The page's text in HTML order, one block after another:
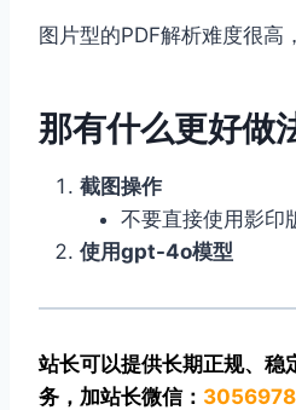
图片型的PDF解析难度很高
那有什么更好做
截图操作
不要直接使用影印
使用gpt-4o模型
站长可以提供长期正规、
务，加站长微信： 3056978